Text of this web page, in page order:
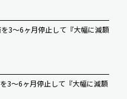
3～6ヶ月停止して『大幅に減額
3～6ヶ月停止して『大幅に減額